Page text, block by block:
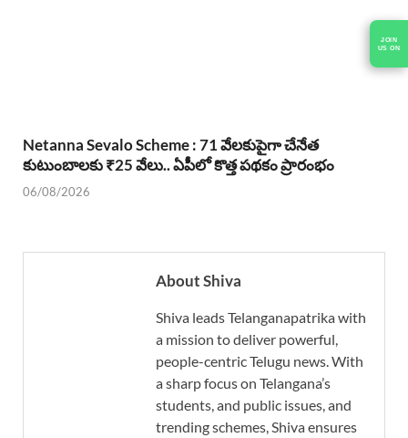
JOIN
US ON
Netanna Sevalo Scheme : 71 వేలకుపైగా చేనేత
కుటుంబాలకు ₹25 వేలు.. ఏపీలో కొత్త పథకం ప్రారంభం
06/08/2026
About Shiva
Shiva leads Telanganapatrika with
a mission to deliver powerful,
people-centric Telugu news. With
a sharp focus on Telangana’s
students, and public issues, and
trending schemes, Shiva ensures